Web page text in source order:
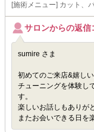
[施術メニュー] カット、
サロンからの返信
sumire さま
初めてのご来店&嬉し
チューニングを体験し
す。
楽しいお話しもありが
またお会いできる日を